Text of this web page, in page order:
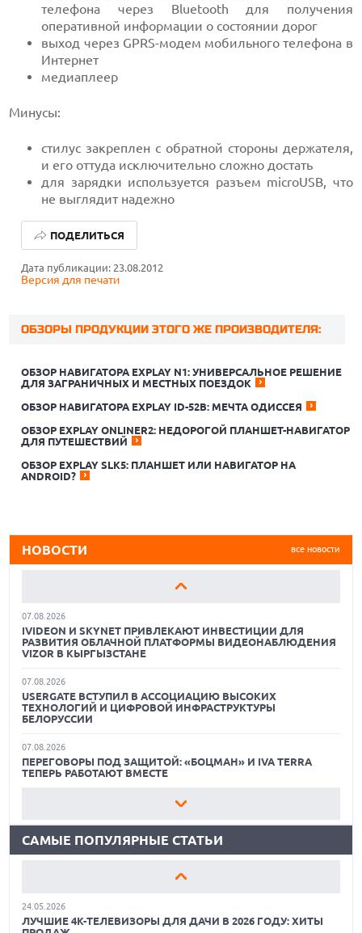
телефона через Bluetooth для получения
оперативной информации о состоянии дорог
выход через GPRS-модем мобильного телефона в
Интернет
медиаплеер
Минусы:
стилус закреплен с обратной стороны держателя,
и его оттуда исключительно сложно достать
для зарядки используется разъем microUSB, что
не выглядит надежно
Дата публикации: 23.08.2012
Версия для печати
ПОДЕЛИТЬСЯ
ОБЗОРЫ ПРОДУКЦИИ ЭТОГО ЖЕ ПРОИЗВОДИТЕЛЯ:
ОБЗОР НАВИГАТОРА EXPLAY N1: УНИВЕРСАЛЬНОЕ РЕШЕНИЕ
ДЛЯ ЗАГРАНИЧНЫХ И МЕСТНЫХ ПОЕЗДОК
ОБЗОР НАВИГАТОРА EXPLAY ID-52B: МЕЧТА ОДИССЕЯ
ОБЗОР EXPLAY ONLINER2: НЕДОРОГОЙ ПЛАНШЕТ-НАВИГАТОР
ДЛЯ ПУТЕШЕСТВИЙ
ОБЗОР EXPLAY SLK5: ПЛАНШЕТ ИЛИ НАВИГАТОР НА
ANDROID?
все новости
НОВОСТИ
ИНДУСТРИЯ ПК ТРЕБУЕТ У MICROSOFT СДЕЛАТЬ WINDOWS
ЛЕГЧЕ И БЫСТРЕЕ: «ИНАЧЕ МЫ НЕ ВЫЖИВЕМ»
06.08.2026
«СБЕРТЕХ» ИНТЕГРИРОВАЛ УПРАВЛЕНИЕ
07.08.2026
IVIDEON И SKYNET ПРИВЛЕКАЮТ ИНВЕСТИЦИИ ДЛЯ
РАЗВИТИЯ ОБЛАЧНОЙ ПЛАТФОРМЫ ВИДЕОНАБЛЮДЕНИЯ
VIZOR В КЫРГЫЗСТАНЕ
07.08.2026
USERGATE ВСТУПИЛ В АССОЦИАЦИЮ ВЫСОКИХ
ТЕХНОЛОГИЙ И ЦИФРОВОЙ ИНФРАСТРУКТУРЫ
БЕЛОРУССИИ
07.08.2026
ПЕРЕГОВОРЫ ПОД ЗАЩИТОЙ: «БОЦМАН» И IVA TERRA
ТЕПЕРЬ РАБОТАЮТ ВМЕСТЕ
ОФИСЫ. В КОМПАНИИ РЕСТРУКТУРИЗАЦИЯ, УБЫТКИ И
МАССОВЫЕ УВОЛЬНЕНИЯ
СОВМЕСТИМОСТЬ СУБД JATOBA И ПО «БЕРЕСТА»
ЗАКАЗЧИКА
САМЫЕ ПОПУЛЯРНЫЕ СТАТЬИ
01.06.2026
9 ПОЛЕЗНЫХ ГАДЖЕТОВ В АВТОМОБИЛЬ ДЛЯ
ПУТЕШЕСТВИЯ ЛЕТОМ: ВЫБОР ZOOM
2026 ГОДУ?
24.05.2026
ЛУЧШИЕ 4K-ТЕЛЕВИЗОРЫ ДЛЯ ДАЧИ В 2026 ГОДУ: ХИТЫ